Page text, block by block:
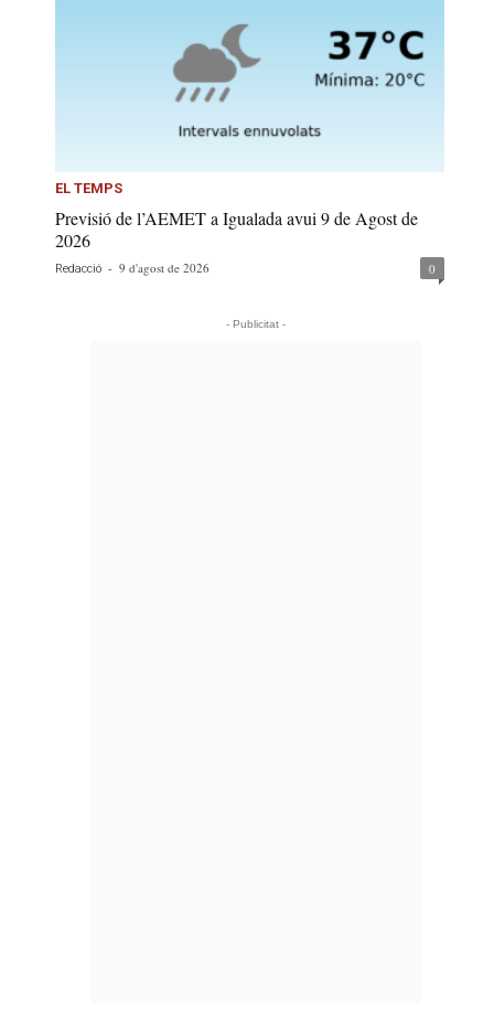
EL TEMPS
Previsió de l’AEMET a Igualada avui 9 de Agost de
2026
Redacció - 9 d'agost de 2026 0
- Publicitat -